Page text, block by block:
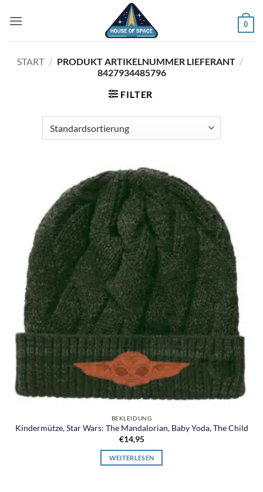
Inhalt
0
START / PRODUKT ARTIKELNUMMER LIEFERANT /
8427934485796
FILTER
BEKLEIDUNG
Kindermütze, Star Wars: The Mandalorian, Baby Yoda, The Child
€14,95
WEITERLESEN